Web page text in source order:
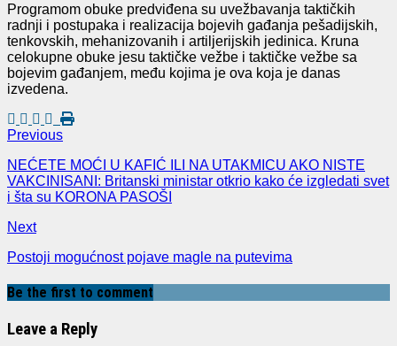
Programom obuke predviđena su uvežbavanja taktičkih
radnji i postupaka i realizacija bojevih gađanja pešadijskih,
tenkovskih, mehanizovanih i artiljerijskih jedinica. Kruna
celokupne obuke jesu taktičke vežbe i taktičke vežbe sa
bojevim gađanjem, među kojima je ova koja je danas
izvedena.
Previous
NEĆETE MOĆI U KAFIĆ ILI NA UTAKMICU AKO NISTE
VAKCINISANI: Britanski ministar otkrio kako će izgledati svet
i šta su KORONA PASOŠI
Next
Postoji mogućnost pojave magle na putevima
Be the first to comment
Leave a Reply